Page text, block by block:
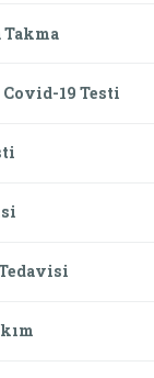
Takma
Covid-19 Testi